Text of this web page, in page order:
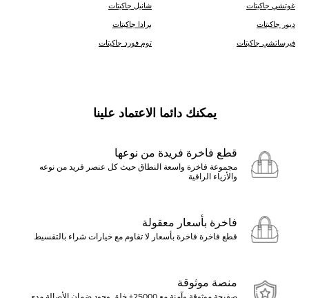
غوتشي جاكيتات شانيل جاكيتات
ديور جاكيتات برادا جاكيتات
فيرساتشي جاكيتات توم فورد جاكيتات
يمكنك دائما الاعتماد علينا
قطع فاخرة فريدة من نوعها
مجموعة فاخرة واسعة النطاق حيث كل عنصر فريد من نوعه
والأزياء الراقية
فاخرة بأسعار معقولة
قطع فاخرة فاخرة بأسعار لا تقاوم مع خيارات شراء بالتقسيط
منصة موثوقة